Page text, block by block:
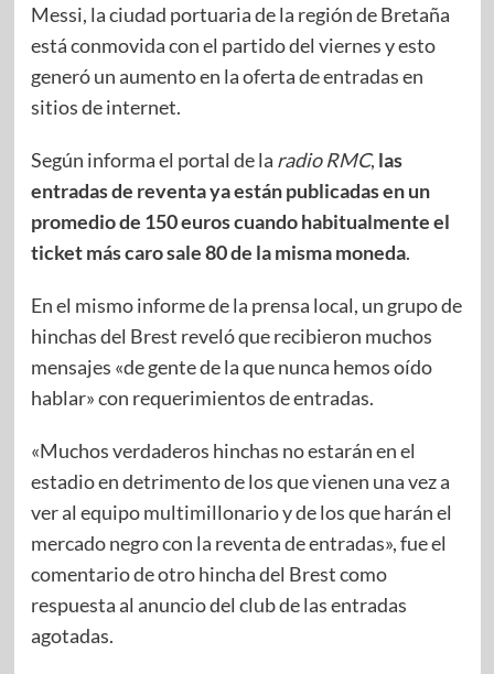
Messi, la ciudad portuaria de la región de Bretaña
está conmovida con el partido del viernes y esto
generó un aumento en la oferta de entradas en
sitios de internet.
Según informa el portal de la radio RMC, las
entradas de reventa ya están publicadas en un
promedio de 150 euros cuando habitualmente el
ticket más caro sale 80 de la misma moneda.
En el mismo informe de la prensa local, un grupo de
hinchas del Brest reveló que recibieron muchos
mensajes «de gente de la que nunca hemos oído
hablar» con requerimientos de entradas.
«Muchos verdaderos hinchas no estarán en el
estadio en detrimento de los que vienen una vez a
ver al equipo multimillonario y de los que harán el
mercado negro con la reventa de entradas», fue el
comentario de otro hincha del Brest como
respuesta al anuncio del club de las entradas
agotadas.